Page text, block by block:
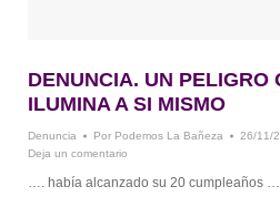
DENUNCIA. UN PELIGRO
ILUMINA A SI MISMO
Denuncia Por Podemos La Bañeza
26/11/
Deja un comentario
…. había alcanzado su 20 cumpleaños …